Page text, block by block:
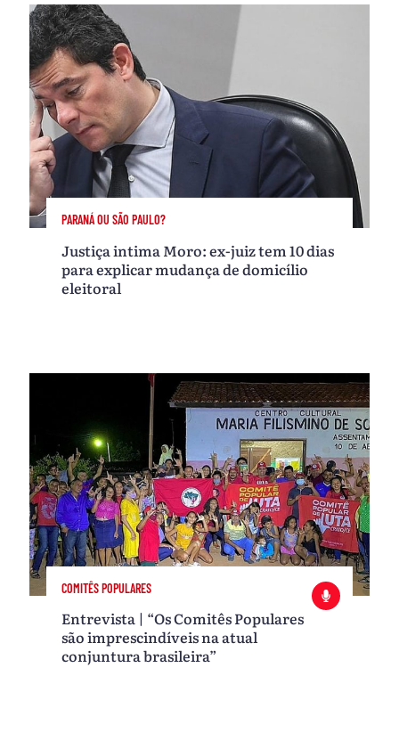
PARANÁ OU SÃO PAULO?
Justiça intima Moro: ex-juiz tem 10 dias
para explicar mudança de domicílio
eleitoral
COMITÊS POPULARES
Entrevista | “Os Comitês Populares
são imprescindíveis na atual
conjuntura brasileira”